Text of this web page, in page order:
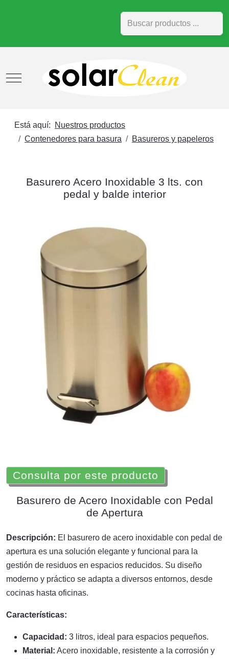
Buscar
Mobile Menu Toggle
Está aquí:
Nuestros productos
Contenedores para basura
Basureros y papeleros
Basurero Acero Inoxidable 3 lts. con
pedal y balde interior
Consulta por este producto
Basurero de Acero Inoxidable con Pedal
de Apertura
Descripción: El basurero de acero inoxidable con pedal de
apertura es una solución elegante y funcional para la
gestión de residuos en espacios reducidos. Su diseño
moderno y práctico se adapta a diversos entornos, desde
cocinas hasta oficinas.
Características:
Capacidad: 3 litros, ideal para espacios pequeños.
Material: Acero inoxidable, resistente a la corrosión y